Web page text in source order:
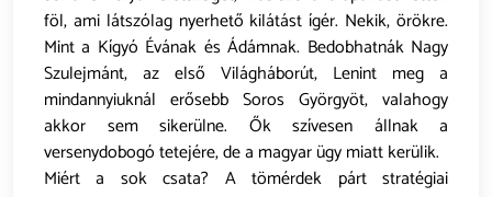
föl, ami látszólag nyerhető kilátást ígér. Nekik, örökre.
Mint a Kígyó Évának és Ádámnak. Bedobhatnák Nagy
Szulejmánt, az első Világháborút, Lenint meg a
mindannyiuknál erősebb Soros Györgyöt, valahogy
akkor sem sikerülne. Ők szívesen állnak a
versenydobogó tetejére, de a magyar ügy miatt kerülik.
Miért a sok csata? A tömérdek párt stratégiai